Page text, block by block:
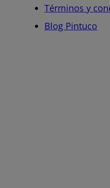
Términos y
Blog Pintuco